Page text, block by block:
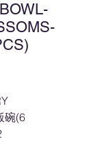
碗(6